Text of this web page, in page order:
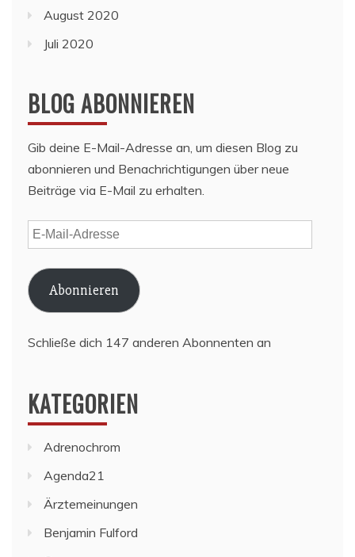
August 2020
Juli 2020
BLOG ABONNIEREN
Gib deine E-Mail-Adresse an, um diesen Blog zu
abonnieren und Benachrichtigungen über neue
Beiträge via E-Mail zu erhalten.
E-
Mail-
Adresse
Abonnieren
Schließe dich 147 anderen Abonnenten an
KATEGORIEN
Adrenochrom
Agenda21
Ärztemeinungen
Benjamin Fulford